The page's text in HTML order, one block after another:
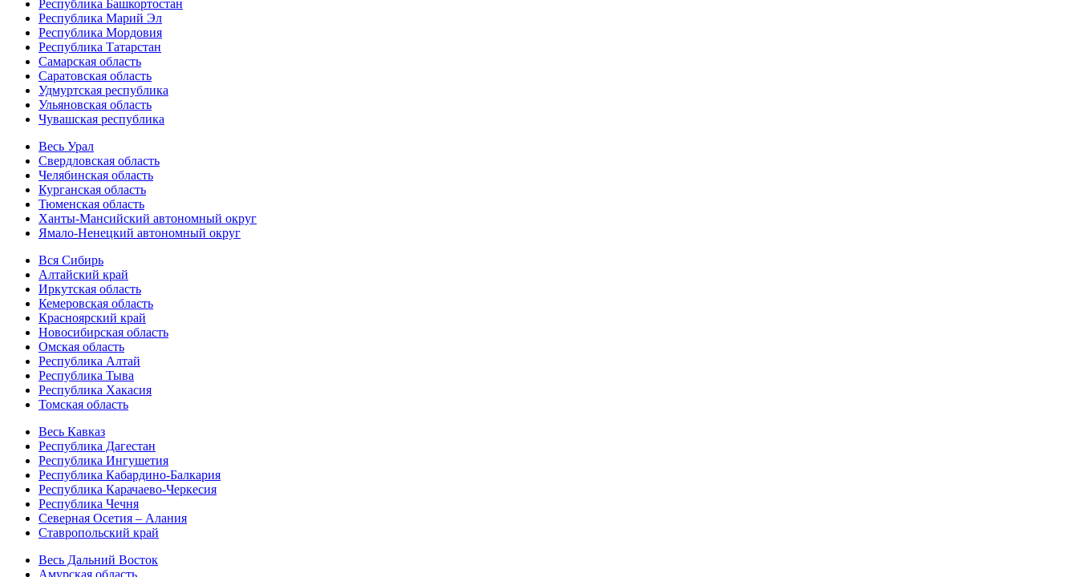
Республика Башкортостан
Республика Марий Эл
Республика Мордовия
Республика Татарстан
Самарская область
Саратовская область
Удмуртская республика
Ульяновская область
Чувашская республика
Весь Урал
Свердловская область
Челябинская область
Курганская область
Тюменская область
Ханты-Мансийский автономный округ
Ямало-Ненецкий автономный округ
Вся Сибирь
Алтайский край
Иркутская область
Кемеровская область
Красноярский край
Новосибирская область
Омская область
Республика Алтай
Республика Тыва
Республика Хакасия
Томская область
Весь Кавказ
Республика Дагестан
Республика Ингушетия
Республика Кабардино-Балкария
Республика Карачаево-Черкесия
Республика Чечня
Северная Осетия – Алания
Ставропольский край
Весь Дальний Восток
Амурская область